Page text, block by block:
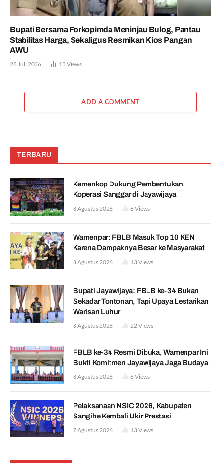
Bupati Bersama Forkopimda Meninjau Bulog, Pantau
Stabilitas Harga, Sekaligus Resmikan Kios Pangan
AWU
28 Juli 2026 13Views
ADD A COMMENT
TERBARU
Kemenkop Dukung Pembentukan
Koperasi Sanggar di Jayawijaya
8 Agustus 2026 8Views
Wamenpar: FBLB Masuk Top 10 KEN
Karena Dampaknya Besar ke Masyarakat
8 Agustus 2026 13Views
Bupati Jayawijaya: FBLB ke-34 Bukan
Sekadar Tontonan, Tapi Upaya Lestarikan
Warisan Luhur
8 Agustus 2026 22Views
FBLB ke-34 Resmi Dibuka, Wamenpar Ini
Bukti Komitmen Jayawijaya Jaga Budaya
8 Agustus 2026 6Views
Pelaksanaan NSIC 2026, Kabupaten
Sangihe Kembali Ukir Prestasi
7 Agustus 2026 13Views